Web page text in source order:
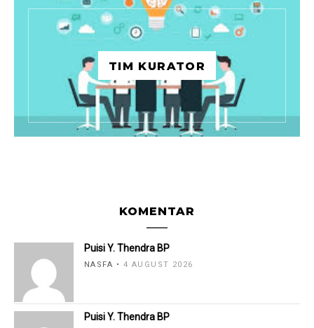
TIM KURATOR
KOMENTAR
Puisi Y. Thendra BP
NASFA 4 AUGUST 2026
Puisi Y. Thendra BP